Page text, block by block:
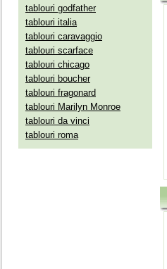
tablouri godfather
tablouri italia
tablouri caravaggio
tablouri scarface
tablouri chicago
tablouri boucher
tablouri fragonard
tablouri Marilyn Monroe
tablouri da vinci
tablouri roma